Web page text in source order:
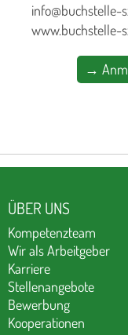
info@buchstelle-
www.buchstelle-
→
ÜBER UNS
Kompetenzteam
Wir als Arbeitgeber
Karriere
Stellenangebote
Bewerbung
Kooperationen